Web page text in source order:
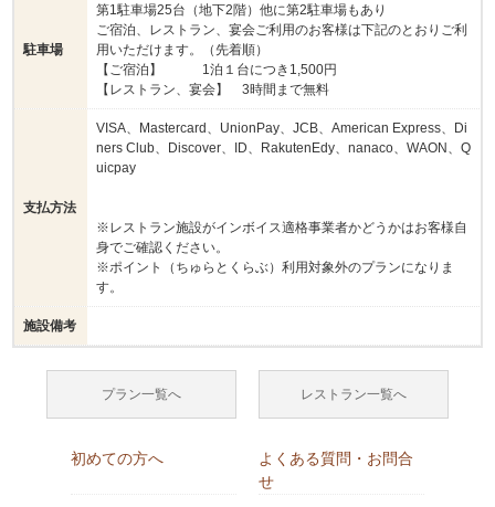
駐車場
第1駐車場25台（地下2階）他に第2駐車場もあり
ご宿泊、レストラン、宴会ご利用のお客様は下記のとおりご利
用いただけます。（先着順）
【ご宿泊】 1泊１台につき1,500円
【レストラン、宴会】 3時間まで無料
支払方法
VISA、Mastercard、UnionPay、JCB、American Express、Di
ners Club、Discover、ID、RakutenEdy、nanaco、WAON、Q
uicpay
※レストラン施設がインボイス適格事業者かどうかはお客様自
身でご確認ください。
※ポイント（ちゅらとくらぶ）利用対象外のプランになりま
す。
施設備考
プラン一覧へ レストラン一覧へ
初めての方へ
よくある質問・お問合
せ